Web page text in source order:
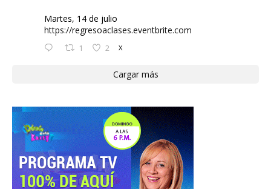
Martes, 14 de julio
https://regresoaclases.eventbrite.com
1 2 X
Cargar más